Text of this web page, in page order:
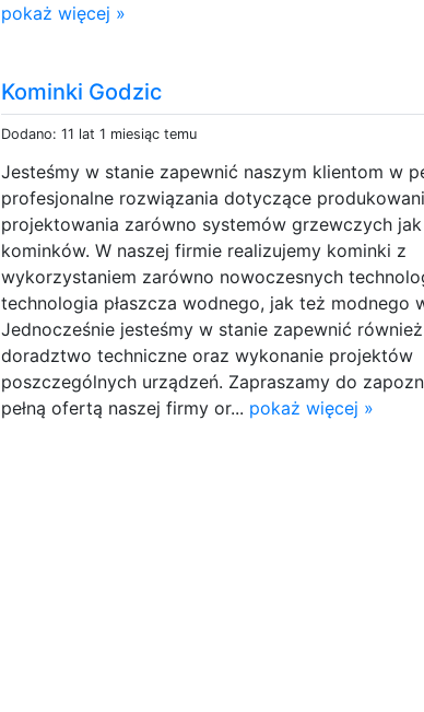
pokaż więcej »
Kominki Godzic
Dodano: 11 lat 1 miesiąc temu
Jesteśmy w stanie zapewnić naszym klientom w
profesjonalne rozwiązania dotyczące
projektowania zarówno systemów grzewczych
kominków. W naszej firmie realizujemy kominki z
wykorzystaniem zarówno nowoczesnych
technologia płaszcza wodnego, jak też modnego
Jednocześnie jesteśmy w stanie zapewnić
doradztwo techniczne oraz wykonanie projektów
poszczególnych urządzeń. Zapraszamy do
pełną ofertą naszej firmy or... pokaż więcej »